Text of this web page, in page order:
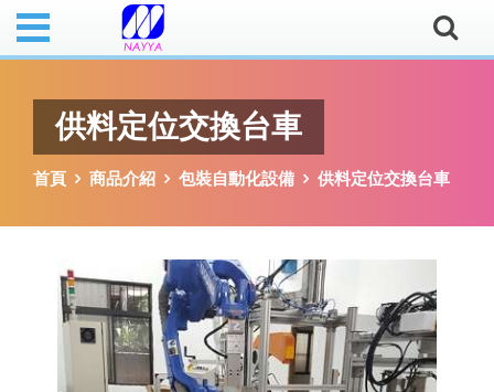
供料定位交換台車
首頁 商品介紹 包裝自動化設備 供料定位交換台車